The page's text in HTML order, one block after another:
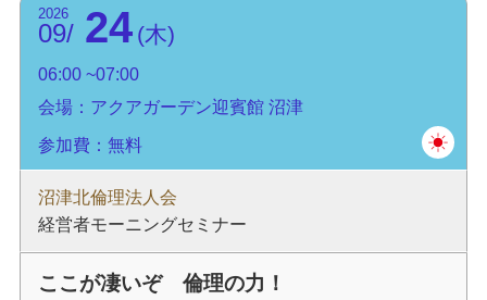
2026
09 24 木
06:00
07:00
会場：アクアガーデン迎賓館 沼津
参加費：無料
沼津北倫理法人会
経営者モーニングセミナー
ここが凄いぞ 倫理の力！